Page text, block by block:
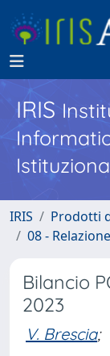
IRIS
IRIS
Prodotti
08 -
Bilancio
2023
V. Brescia;